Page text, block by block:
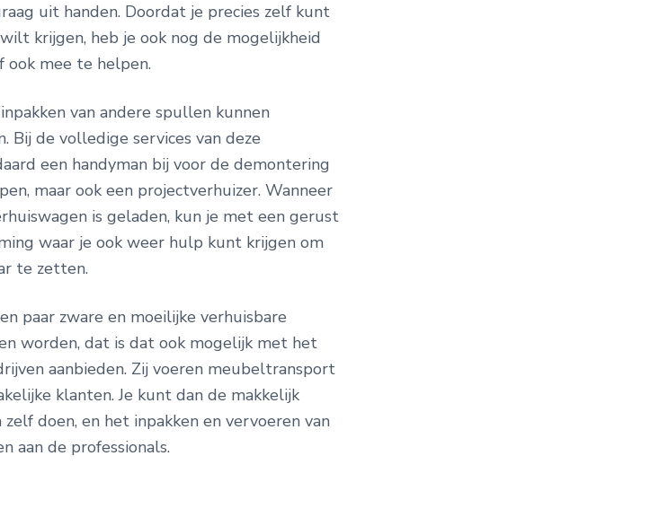
uit handen. Doordat je precies zelf kunt
krijgen, heb je ook nog de mogelijkheid
ook mee te helpen.
van andere spullen kunnen
Bij de volledige services van deze
een handyman bij voor de demontering
maar ook een projectverhuizer. Wanneer
is geladen, kun je met een gerust
waar je ook weer hulp kunt krijgen om
te zetten.
paar zware en moeilijke verhuisbare
worden, dat is dat ook mogelijk met het
aanbieden. Zij voeren meubeltransport
klanten. Je kunt dan de makkelijk
doen, en het inpakken en vervoeren van
aan de professionals.